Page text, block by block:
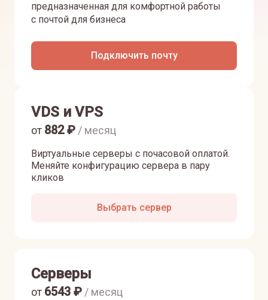
предназначенная для комфортной работы
с почтой для бизнеса
Подключить почту
VDS и VPS
Виртуальные серверы с почасовой оплатой.
Меняйте конфигурацию сервера в пару
кликов
от 882₽ / месяц
Выбрать сервер
Серверы
от 6543 ₽ / месяц